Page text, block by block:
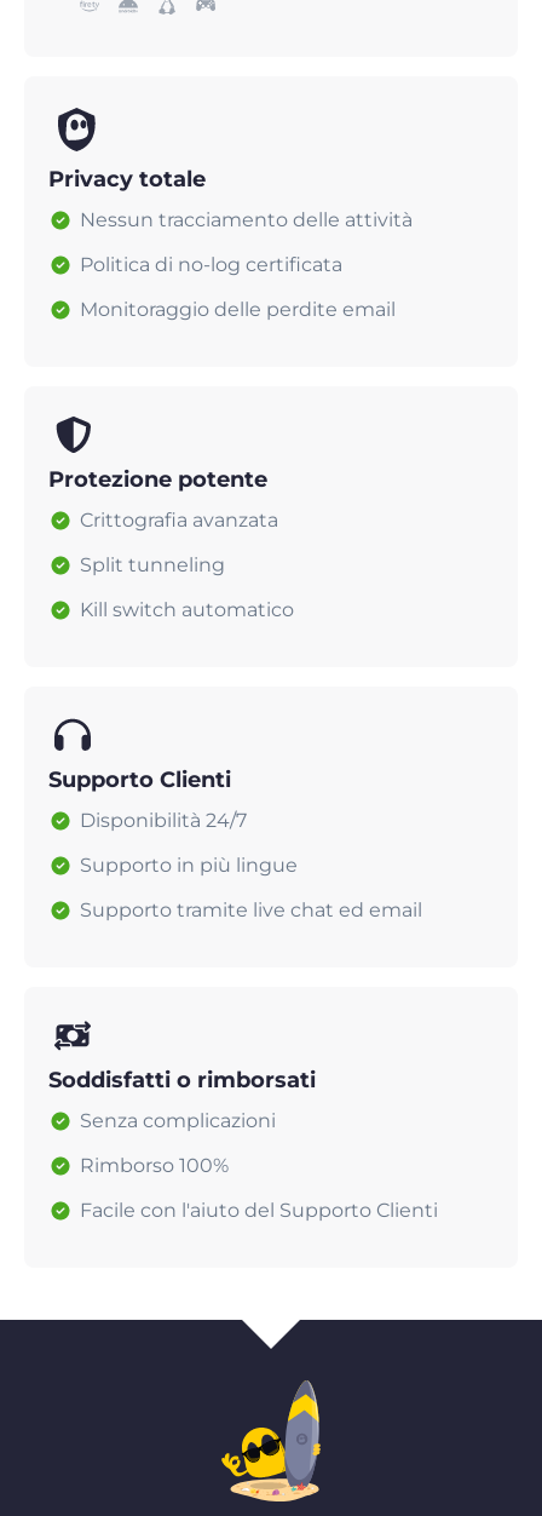
Privacy totale
Nessun tracciamento delle attività
Politica di no-log certificata
Monitoraggio delle perdite email
Protezione potente
Crittografia avanzata
Split tunneling
Kill switch automatico
Supporto Clienti
Disponibilità 24/7
Supporto in più lingue
Supporto tramite live chat ed email
Soddisfatti o rimborsati
Senza complicazioni
Rimborso 100%
Facile con l'aiuto del Supporto Clienti